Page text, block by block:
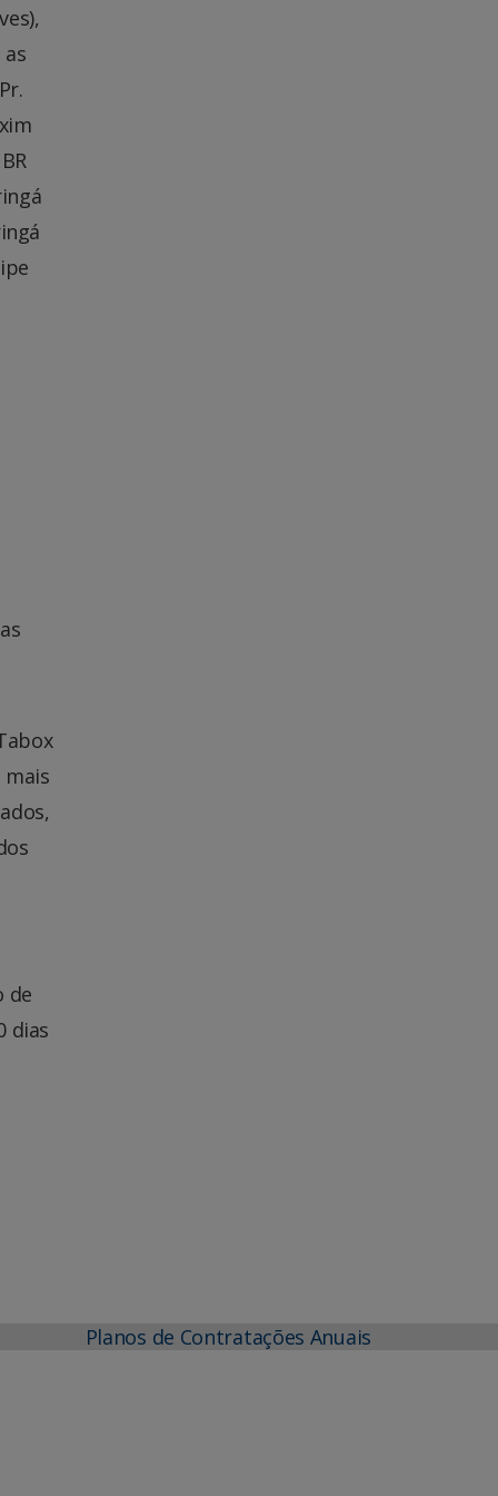
mais
de
dias
Planos de Contratações Anuais